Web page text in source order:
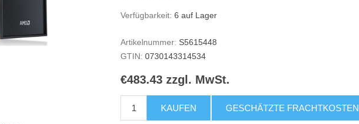
Verfügbarkeit: 6 auf Lager
Artikelnummer: S5615448
GTIN: 0730143314534
€483.43 zzgl. MwSt.
KAUFEN GESCHÄTZTE FRACHTKOSTEN